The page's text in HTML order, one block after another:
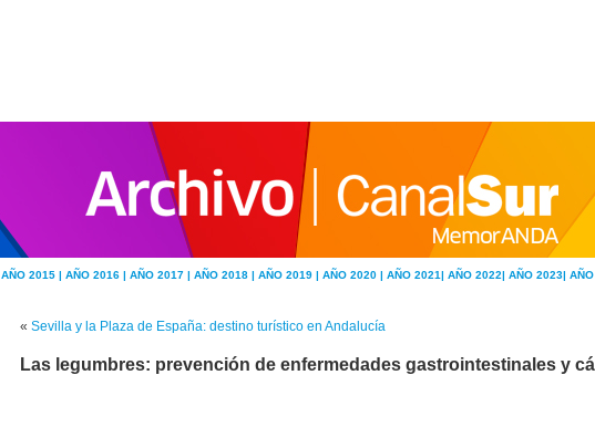
AÑO 2015 | AÑO 2016 | AÑO 2017 | AÑO 2018 | AÑO 2019 | AÑO 2020 | AÑO 2021| AÑO 2022| AÑO 2023|
« Sevilla y la Plaza de España: destino turístico en Andalucía
Las legumbres: prevención de enfermedades gastrointestinales y